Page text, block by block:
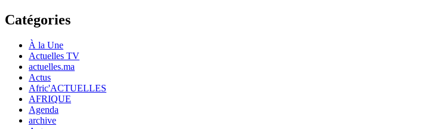
Catégories
À la Une
Actuelles TV
actuelles.ma
Actus
Afric'ACTUELLES
AFRIQUE
Agenda
archive